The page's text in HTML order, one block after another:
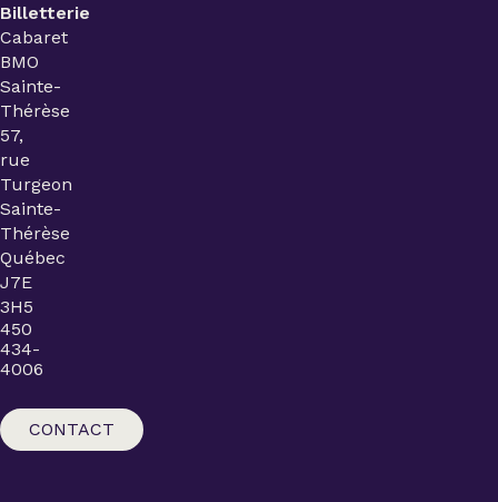
Billetterie
Cabaret
BMO
Sainte-
Thérèse
57,
rue
Turgeon
Sainte-
Thérèse
Québec
J7E
3H5
450
434-
4006
CONTACT